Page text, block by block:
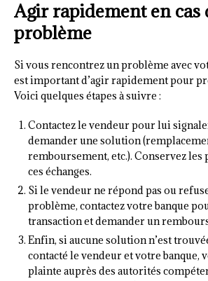
Agir rapidement en cas
problème
Si vous rencontrez un problème avec
est important d’agir rapidement pour
Voici quelques étapes à suivre :
Contactez le vendeur pour lui
demander une solution
remboursement, etc.). Conservez les
ces échanges.
Si le vendeur ne répond pas ou
problème, contactez votre banque
transaction et demander un
Enfin, si aucune solution n’est
contacté le vendeur et votre banque,
plainte auprès des autorités